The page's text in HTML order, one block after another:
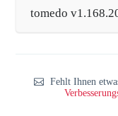
tomedo
Fehlt Ihnen